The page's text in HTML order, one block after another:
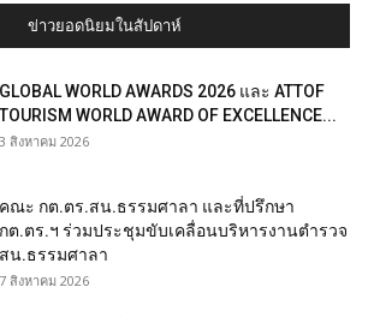
ข่าวยอดนิยมในสัปดาห์
GLOBAL WORLD AWARDS 2026 และ ATTOF
TOURISM WORLD AWARD OF EXCELLENCE...
3 สิงหาคม 2026
คณะ กต.ตร.สน.ธรรมศาลา และที่ปรึกษา
กต.ตร.ฯ ร่วมประชุมขับเคลื่อนบริหารงานตำรวจ
สน.ธรรมศาลา
7 สิงหาคม 2026